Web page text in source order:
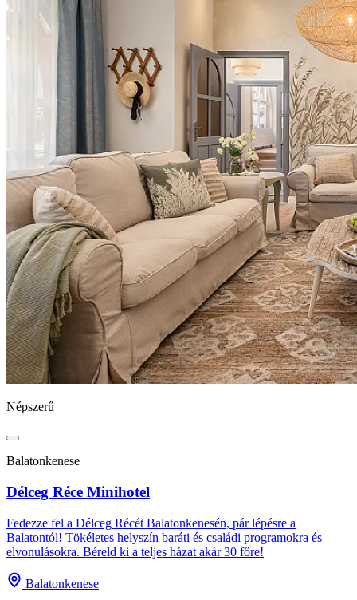
Népszerű
Balatonkenese
Délceg Réce Minihotel
Fedezze fel a Délceg Récét Balatonkenesén, pár lépésre a
Balatontól! Tökéletes helyszín baráti és családi programokra és
elvonulásokra. Béreld ki a teljes házat akár 30 főre!
Balatonkenese